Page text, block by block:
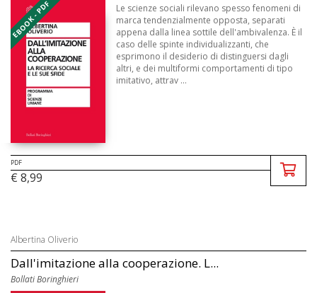
EBOOK - PDF
Le scienze sociali rilevano spesso fenomeni di
marca tendenzialmente opposta, separati
appena dalla linea sottile dell'ambivalenza. È il
caso delle spinte individualizzanti, che
esprimono il desiderio di distinguersi dagli
altri, e dei multiformi comportamenti di tipo
imitativo, attrav ...
PDF
€ 8,99
Albertina Oliverio
Dall'imitazione alla cooperazione. L...
Bollati Boringhieri